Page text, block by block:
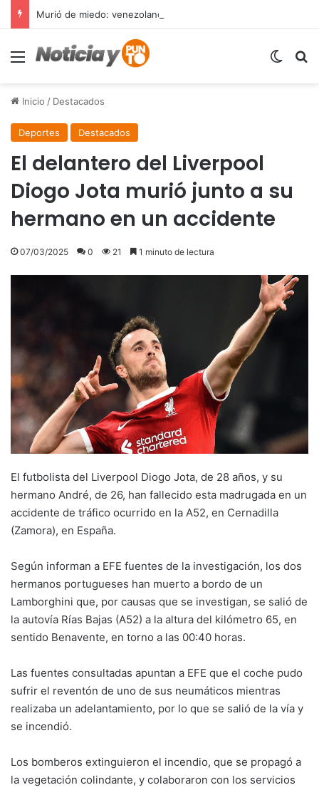
Menú
Inicio / Destacados
Deportes Destacados
El delantero del Liverpool
Diogo Jota murió junto a su
hermano en un accidente
07/03/2025 0 21 1 minuto de lectura
El futbolista del Liverpool Diogo Jota, de 28 años, y su
hermano André, de 26, han fallecido esta madrugada en un
accidente de tráfico ocurrido en la A52, en Cernadilla
(Zamora), en España.
Según informan a EFE fuentes de la investigación, los dos
hermanos portugueses han muerto a bordo de un
Lamborghini que, por causas que se investigan, se salió de
la autovía Rías Bajas (A52) a la altura del kilómetro 65, en
sentido Benavente, en torno a las 00:40 horas.
Las fuentes consultadas apuntan a EFE que el coche pudo
sufrir el reventón de uno de sus neumáticos mientras
realizaba un adelantamiento, por lo que se salió de la vía y
se incendió.
Los bomberos extinguieron el incendio, que se propagó a
la vegetación colindante, y colaboraron con los servicios